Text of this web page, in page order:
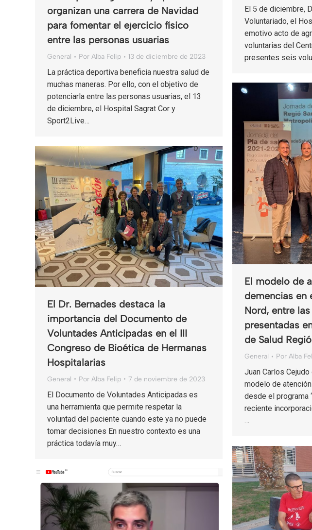
organizan una carrera de Navidad
para fomentar el ejercicio físico
entre las personas usuarias
General Por Alba Felip 13 de diciembre de 2023
La práctica deportiva beneficia nuestra salud de
muchas maneras. Por ello, con el objetivo de
potenciarla entre las personas usuarias, el 13
de diciembre, el Hospital Sagrat Cor y
Sport2Live…
El 5 de diciembre,
Voluntariado, el
emotivo acto de
voluntarias del
presentes seis
El modelo de
demencias en
Nord, entre
presentadas
de Salud
General Por Alba
Juan Carlos
modelo de
desde el programa
reciente
…
El Dr. Bernades destaca la
importancia del Documento de
Voluntades Anticipadas en el III
Congreso de Bioética de Hermanas
Hospitalarias
General Por Alba Felip 7 de noviembre de 2023
El Documento de Voluntades Anticipadas es
una herramienta que permite respetar la
voluntad del paciente cuando este ya no puede
tomar decisiones En nuestro contexto es una
práctica todavía muy…